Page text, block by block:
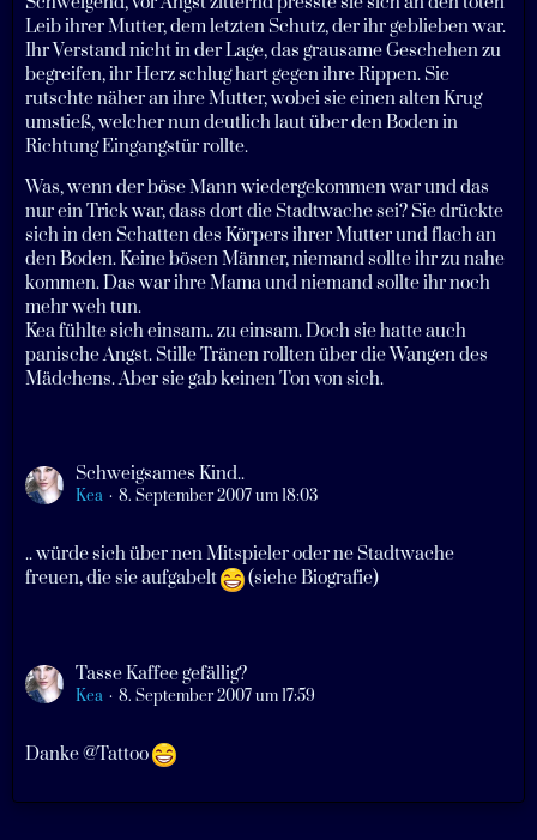
Leib ihrer Mutter, dem letzten Schutz, der ihr geblieben war.
Ihr Verstand nicht in der Lage, das grausame Geschehen zu
begreifen, ihr Herz schlug hart gegen ihre Rippen. Sie
rutschte näher an ihre Mutter, wobei sie einen alten Krug
umstieß, welcher nun deutlich laut über den Boden in
Richtung Eingangstür rollte.
Was, wenn der böse Mann wiedergekommen war und das
nur ein Trick war, dass dort die Stadtwache sei? Sie drückte
sich in den Schatten des Körpers ihrer Mutter und flach an
den Boden. Keine bösen Männer, niemand sollte ihr zu nahe
kommen. Das war ihre Mama und niemand sollte ihr noch
mehr weh tun.
Kea fühlte sich einsam.. zu einsam. Doch sie hatte auch
panische Angst. Stille Tränen rollten über die Wangen des
Mädchens. Aber sie gab keinen Ton von sich.
Schweigsames Kind..
Kea 8. September 2007 um 18:03
.. würde sich über nen Mitspieler oder ne Stadtwache
freuen, die sie aufgabelt
(siehe Biografie)
Tasse Kaffee gefällig?
Kea 8. September 2007 um 17:59
Danke @Tattoo